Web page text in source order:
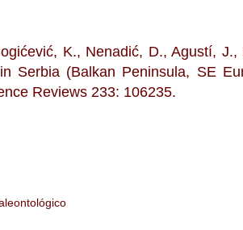
K., Nenadić, D., Agustí, J.,
Serbia (Balkan Peninsula, SE
Reviews 233: 106235.